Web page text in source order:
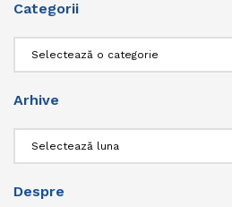
Categorii
Arhive
Despre